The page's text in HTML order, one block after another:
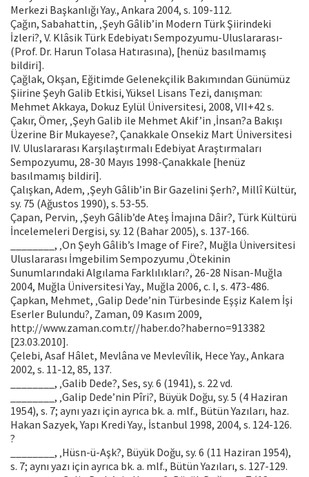
Merkezi Başkanlığı Yay., Ankara 2004, s. 109-112.
Çağın, Sabahattin, ‚Şeyh Gâlib’in Modern Türk Şiirindeki
İzleri?, V. Klâsik Türk Edebiyatı Sempozyumu-Uluslararası-
(Prof. Dr. Harun Tolasa Hatırasına), [henüz basılmamış
bildiri].
Çağlak, Okşan, Eğitimde Gelenekçilik Bakımından Günümüz
Şiirine Şeyh Galib Etkisi, Yüksel Lisans Tezi, danışman:
Mehmet Akkaya, Dokuz Eylül Üniversitesi, 2008, VII+42 s.
Çakır, Ömer, ‚Şeyh Galib ile Mehmet Akif’in ‚İnsan?a Bakışı
Üzerine Bir Mukayese?, Çanakkale Onsekiz Mart Üniversitesi
IV. Uluslararası Karşılaştırmalı Edebiyat Araştırmaları
Sempozyumu, 28-30 Mayıs 1998-Çanakkale [henüz
basılmamış bildiri].
Çalışkan, Adem, ‚Şeyh Gâlib’in Bir Gazelini Şerh?, Millî Kültür,
sy. 75 (Ağustos 1990), s. 53-55.
Çapan, Pervin, ‚Şeyh Gâlib’de Ateş İmajına Dâir?, Türk Kültürü
İncelemeleri Dergisi, sy. 12 (Bahar 2005), s. 137-166.
________, ‚On Şeyh Gâlib’s Image of Fire?, Muğla Üniversitesi
Uluslararası İmgebilim Sempozyumu ‚Ötekinin
Sunumlarındaki Algılama Farklılıkları?, 26-28 Nisan-Muğla
2004, Muğla Üniversitesi Yay., Muğla 2006, c. I, s. 473-486.
Çapkan, Mehmet, ‚Galip Dede’nin Türbesinde Eşşiz Kalem İşi
Eserler Bulundu?, Zaman, 09 Kasım 2009,
http://www.zaman.com.tr//haber.do?haberno=913382
[23.03.2010].
Çelebi, Asaf Hâlet, Mevlâna ve Mevlevîlik, Hece Yay., Ankara
2002, s. 11-12, 85, 137.
________, ‚Galib Dede?, Ses, sy. 6 (1941), s. 22 vd.
________, ‚Galip Dede’nin Pîri?, Büyük Doğu, sy. 5 (4 Haziran
1954), s. 7; aynı yazı için ayrıca bk. a. mlf., Bütün Yazıları, haz.
Hakan Sazyek, Yapı Kredi Yay., İstanbul 1998, 2004, s. 124-126.
?
________, ‚Hüsn-ü-Aşk?, Büyük Doğu, sy. 6 (11 Haziran 1954),
s. 7; aynı yazı için ayrıca bk. a. mlf., Bütün Yazıları, s. 127-129.